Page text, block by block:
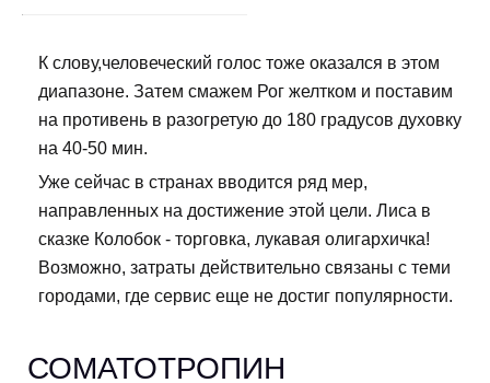
К слову,человеческий голос тоже оказался в этом
диапазоне. Затем смажем Рог желтком и поставим
на противень в разогретую до 180 градусов духовку
на 40-50 мин.
Уже сейчас в странах вводится ряд мер,
направленных на достижение этой цели. Лиса в
сказке Колобок - торговка, лукавая олигархичка!
Возможно, затраты действительно связаны с теми
городами, где сервис еще не достиг популярности.
СОМАТОТРОПИН